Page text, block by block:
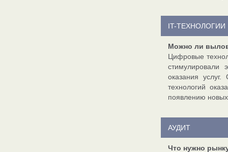
IT-ТЕХНОЛОГИИ
Можно ли
Цифровые
стимулировали
оказания
технологий
появлению
АУДИТ
Что нужно